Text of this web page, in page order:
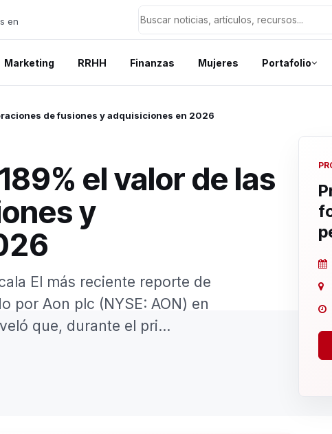
en
Marketing RRHH Finanzas Mujeres Portafolio
de fusiones y adquisiciones en 2026
el valor de las
y
El más reciente reporte de
por Aon plc (NYSE: AON) en
que, durante el pri...